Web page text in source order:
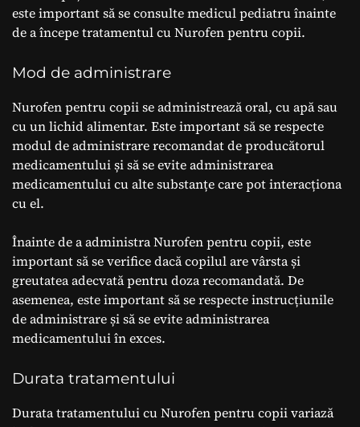
este important să se consulte medicul pediatru înainte
de a începe tratamentul cu Nurofen pentru copii.
Mod de administrare
Nurofen pentru copii se administrează oral, cu apă sau
cu un lichid alimentar. Este important să se respecte
modul de administrare recomandat de producătorul
medicamentului și să se evite administrarea
medicamentului cu alte substanțe care pot interacționa
cu el.
Înainte de a administra Nurofen pentru copii, este
important să se verifice dacă copilul are vârsta și
greutatea adecvată pentru doza recomandată. De
asemenea, este important să se respecte instrucțiunile
de administrare și să se evite administrarea
medicamentului în exces.
Durata tratamentului
Durata tratamentului cu Nurofen pentru copii variază